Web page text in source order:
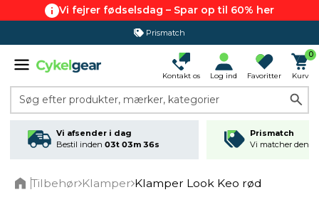
Vi fejrer fødselsdag – Spar op til 60% her
Prismatch
Kontakt os Log ind Favoritter
0
Kurv
Søg efter produkter, mærker, kategorier
Vi afsender i dag
Bestil inden 03t 03m 36s
Prismatch
Vi matcher den
Tilbehør Klamper Klamper Look Keo rød